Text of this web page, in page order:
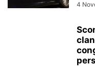
4